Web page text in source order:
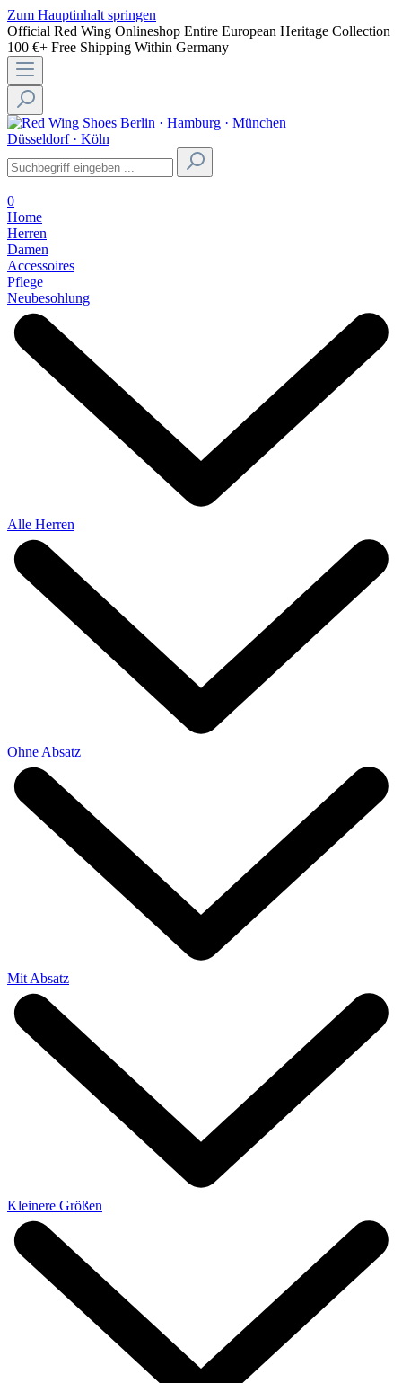
Zum Hauptinhalt springen
Official Red Wing Onlineshop Entire European Heritage Collection
100 €+ Free Shipping Within Germany
Berlin · Hamburg · München
Düsseldorf · Köln
0
Home
Herren
Damen
Accessoires
Pflege
Neubesohlung
Alle Herren
Ohne Absatz
Mit Absatz
Kleinere Größen